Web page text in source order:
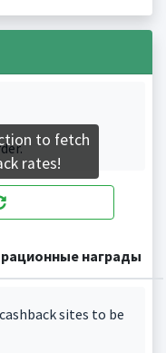
награды
sites to be
to fetch
rates!